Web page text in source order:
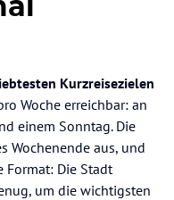
Kurzreisezielen
Woche erreichbar: an
einem Sonntag. Die
Wochenende aus, und
Format: Die Stadt
um die wichtigsten